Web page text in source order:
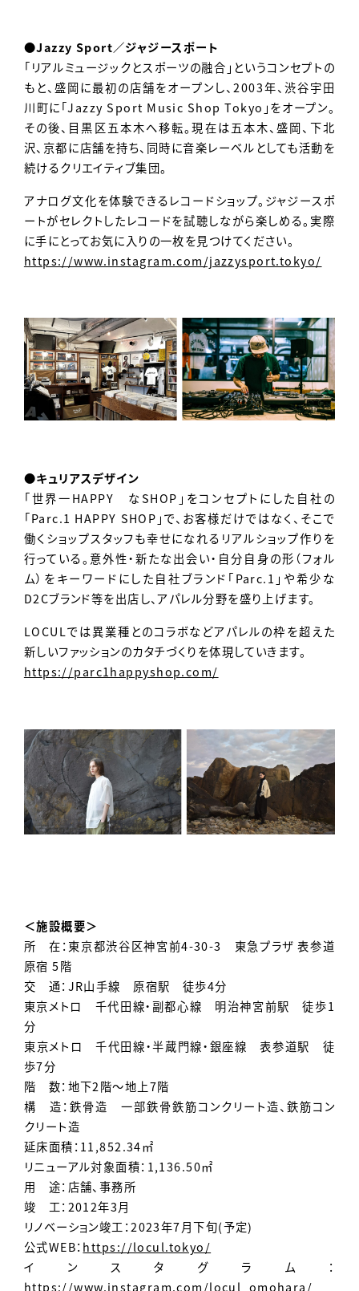
●Jazzy Sport／ジャジースポート
「リアルミュージックとスポーツの融合」というコンセプトの
もと、盛岡に最初の店舗をオープンし、2003年、渋谷宇田
川町に「Jazzy Sport Music Shop Tokyo」をオープン。
その後、目黒区五本木へ移転。現在は五本木、盛岡、下北
沢、京都に店舗を持ち、同時に音楽レーベルとしても活動を
続けるクリエイティブ集団。
アナログ文化を体験できるレコードショップ。ジャジースポ
ートがセレクトしたレコードを試聴しながら楽しめる。実際
に手にとってお気に入りの一枚を見つけてください。
https://www.instagram.com/jazzysport.tokyo/
●キュリアスデザイン
「世界一HAPPY なSHOP」をコンセプトにした自社の
「Parc.1 HAPPY SHOP」で、お客様だけではなく、そこで
働くショップスタッフも幸せになれるリアルショップ作りを
行っている。意外性・新たな出会い・自分自身の形（フォル
ム）をキーワードにした自社ブランド「Parc.1」や希少な
D2Cブランド等を出店し、アパレル分野を盛り上げます。
LOCULでは異業種とのコラボなどアパレルの枠を超えた
新しいファッションのカタチづくりを体現していきます。
https://parc1happyshop.com/
＜施設概要＞
所 在：東京都渋谷区神宮前4-30-3 東急プラザ 表参道
原宿 5階
交 通：JR山手線 原宿駅 徒歩4分
東京メトロ 千代田線・副都心線 明治神宮前駅 徒歩1
分
東京メトロ 千代田線・半蔵門線・銀座線 表参道駅 徒
歩7分
階 数：地下2階～地上7階
構 造：鉄骨造 一部鉄骨鉄筋コンクリート造、鉄筋コン
クリート造
延床面積：11,852.34㎡
リニューアル対象面積：1,136.50㎡
用 途：店舗、事務所
竣 工：2012年3月
リノベーション竣工：2023年7月下旬(予定)
公式WEB： https://locul.tokyo/
インスタグラム：
https://www.instagram.com/locul_omohara/